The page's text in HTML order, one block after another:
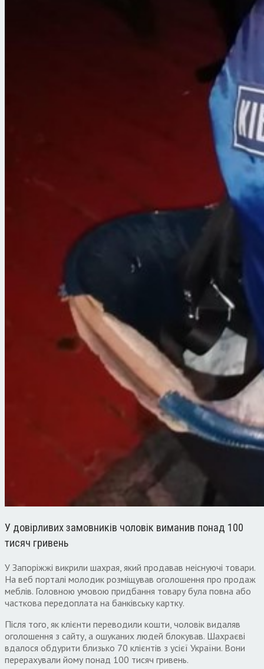
У довірливих замовників чоловік виманив понад 100
тисяч гривень
У Запоріжжі викрили шахрая, який продавав неіснуючі товари.
На веб порталі молодик розміщував оголошення про продаж
меблів. Головною умовою придбання товару була повна або
часткова передоплата на банківську картку.
Після того, як клієнти переводили кошти, чоловік видаляв
оголошення з сайту, а ошуканих людей блокував. Шахраєві
вдалося обдурити близько 70 клієнтів з усієї України. Вони
перерахували йому понад 100 тисяч гривень.